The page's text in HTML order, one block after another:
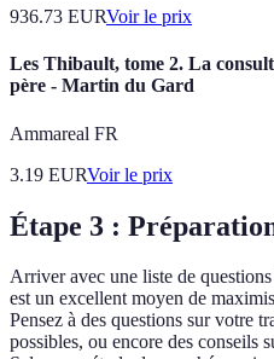
936.73 EURVoir le prix
Les Thibault, tome 2. La
père - Martin du Gard
Ammareal FR
3.19 EURVoir le prix
Étape 3 :
Arriver avec une liste de
est un excellent moyen de
Pensez à des questions sur votre
possibles, ou encore des conseils